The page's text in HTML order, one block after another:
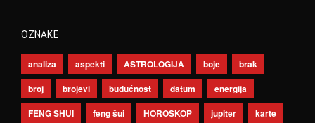
OZNAKE
analiza aspekti ASTROLOGIJA boje
brak
broj
brojevi budućnost datum
energija
FENG SHUI
feng šui HOROSKOP jupiter
karte